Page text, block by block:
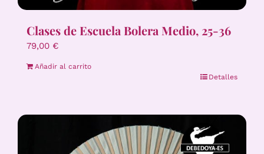
Clases de Escuela Bolera Medio, 25-36
79,00 €
Añadir al carrito
Detalles